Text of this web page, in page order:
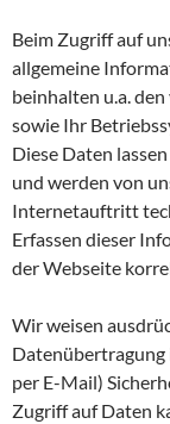
Beim Zugriff auf
allgemeine
beinhalten u.a.
sowie Ihr
Diese Daten
und werden von
Internetauftritt
Erfassen dieser
der Webseite
Wir weisen
Datenübertragung
per E-Mail)
Zugriff auf Daten